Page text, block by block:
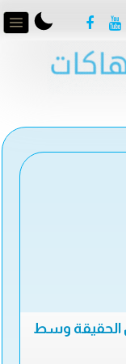
الحقيقة وسط